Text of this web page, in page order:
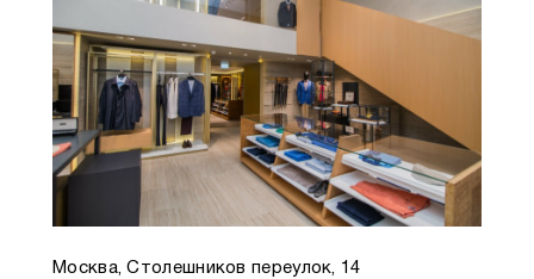
Москва, Столешников переулок, 14